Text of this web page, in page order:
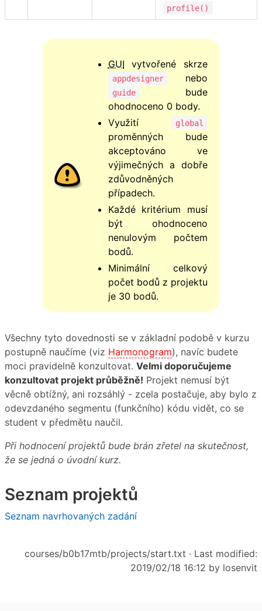
profile()
GUI vytvořené skrze
appdesigner nebo
guide
bude
ohodnoceno 0 body.
Využití
global
proměnných bude
akceptováno ve
výjimečných a dobře
zdůvodněných
případech.
Každé kritérium musí
být ohodnoceno
nenulovým počtem
bodů.
Minimální celkový
počet bodů z projektu
je 30 bodů.
Všechny tyto dovednosti se v základní podobě v kurzu
postupně naučíme (viz Harmonogram), navíc budete
moci pravidelně konzultovat. Velmi doporučujeme
konzultovat projekt průběžně! Projekt nemusí být
věcně obtížný, ani rozsáhlý - zcela postačuje, aby bylo z
odevzdaného segmentu (funkčního) kódu vidět, co se
student v předmětu naučil.
Při hodnocení projektů bude brán zřetel na skutečnost,
že se jedná o úvodní kurz.
Seznam projektů
Seznam navrhovaných zadání
courses/b0b17mtb/projects/start.txt · Last modified:
2019/02/18 16:12 by losenvit